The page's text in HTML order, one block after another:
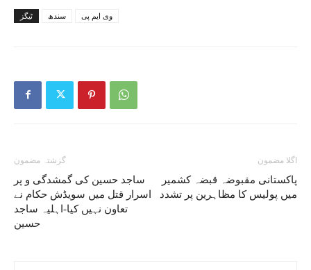
ٹیگز سندھ وی ایم پی
گزشتہ مضمون
ساجد حسین کی گمشدگی و پر
اسرار قتل میں سویڈش حکام نے
تعاون نہیں کیا-اہلیہ ساجد
حسین
اگلا مضمون
پاکستانی مقبوضہ قبضہ کشمیر
میں پولیس کا مظاہرین پر تشدد